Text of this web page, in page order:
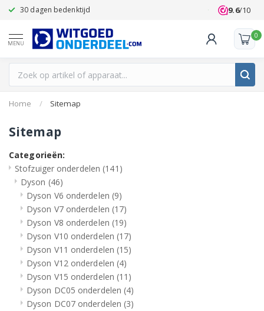
30 dagen bedenktijd Klanten
9.6/10
MENU
0
Home / Sitemap
Sitemap
Categorieën:
Stofzuiger onderdelen (141)
Dyson (46)
Dyson V6 onderdelen (9)
Dyson V7 onderdelen (17)
Dyson V8 onderdelen (19)
Dyson V10 onderdelen (17)
Dyson V11 onderdelen (15)
Dyson V12 onderdelen (4)
Dyson V15 onderdelen (11)
Dyson DC05 onderdelen (4)
Dyson DC07 onderdelen (3)